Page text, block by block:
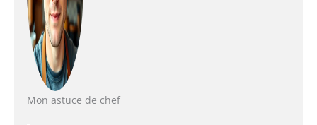
Mon astuce de chef